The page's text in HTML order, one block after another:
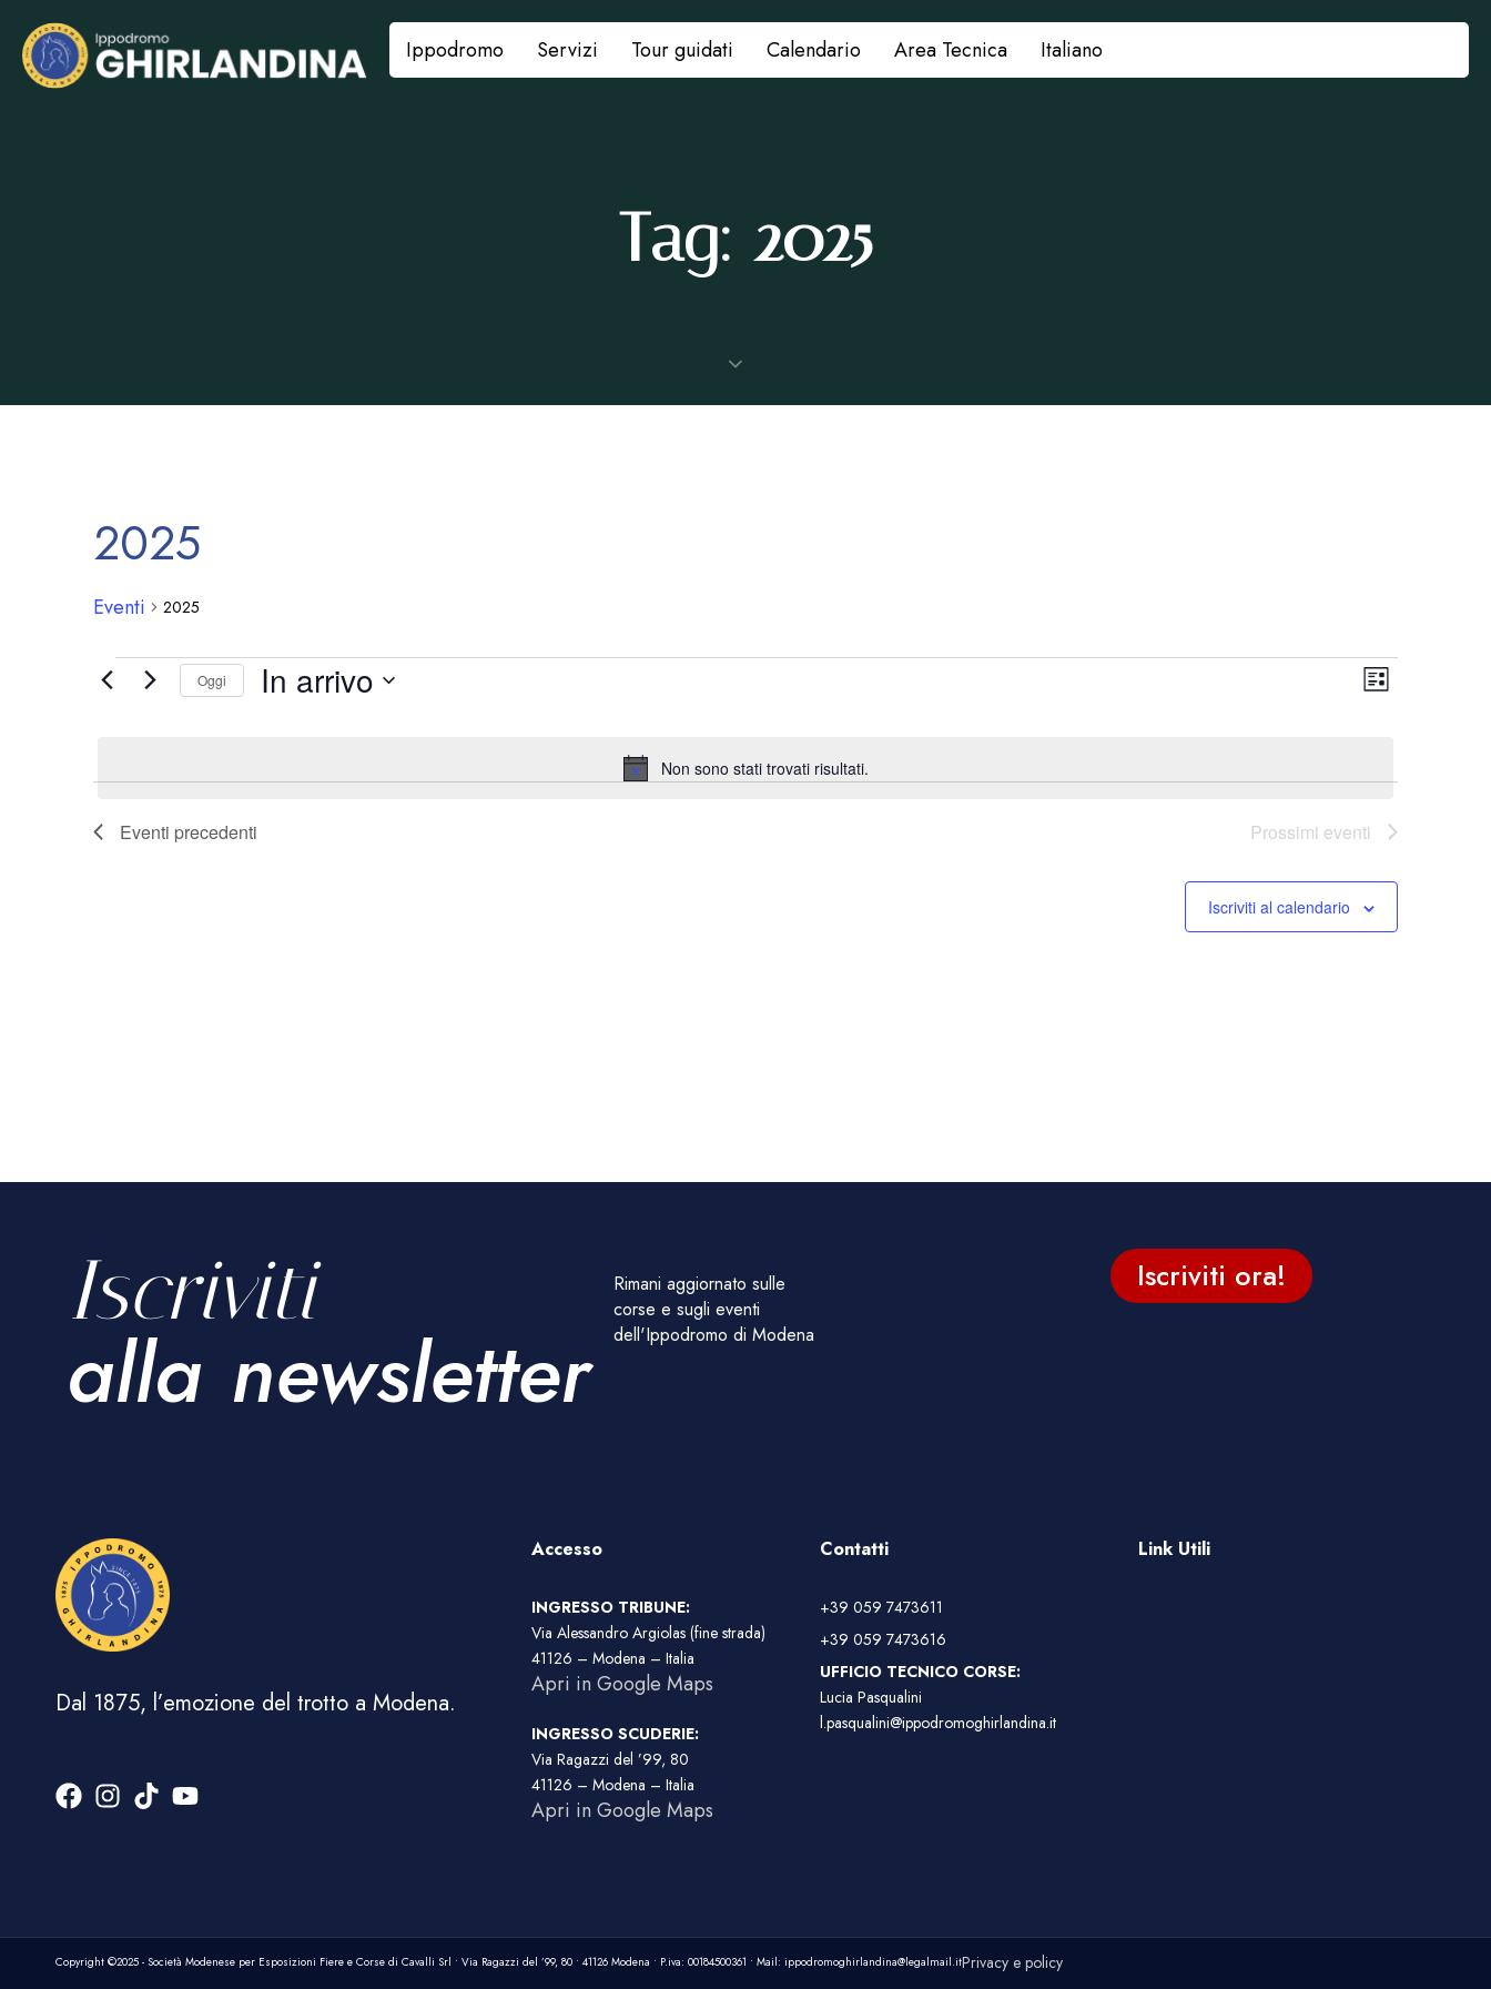
Ippodromo Servizi Tour guidati Calendario Area Tecnica Italiano
Tag: 2025
2025
Eventi 2025
Notice
Non sono stati trovati risultati.
Viste
Evento
Lista
Oggi In arrivo
Eventi precedenti Prossimi eventi
Iscriviti al calendario
Iscriviti
alla newsletter
Rimani aggiornato sulle
corse e sugli eventi
dell'Ippodromo di Modena
Iscriviti ora!
Dal 1875, l’emozione del trotto a Modena.
Accesso
INGRESSO TRIBUNE:
Via Alessandro Argiolas (fine strada)
41126 – Modena – Italia
Apri in Google Maps
INGRESSO SCUDERIE:
Via Ragazzi del ’99, 80
41126 – Modena – Italia
Apri in Google Maps
Contatti
+39 059 7473611
+39 059 7473616
UFFICIO TECNICO CORSE:
Lucia Pasqualini
l.pasqualini@ippodromoghirlandina.it
Link Utili
Copyright ©2025 - Società Modenese per Esposizioni Fiere e Corse di Cavalli Srl • Via Ragazzi del ’99, 80 • 41126 Modena • P.iva: 00184500361 • Mail: ippodromoghirlandina@legalmail.itPrivacy e policy